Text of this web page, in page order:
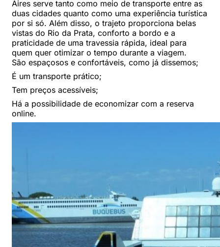
Aires serve tanto como meio de transporte entre as
duas cidades quanto como uma experiência turística
por si só. Além disso, o trajeto proporciona belas
vistas do Rio da Prata, conforto a bordo e a
praticidade de uma travessia rápida, ideal para
quem quer otimizar o tempo durante a viagem.
São espaçosos e confortáveis, como já dissemos;
É um transporte prático;
Tem preços acessíveis;
Há a possibilidade de economizar com a reserva
online.